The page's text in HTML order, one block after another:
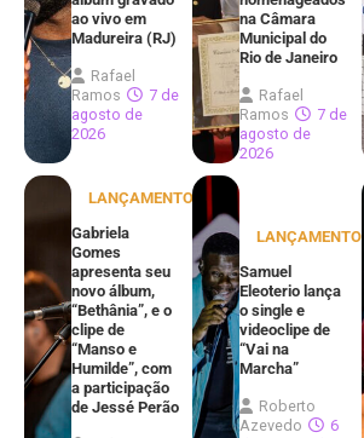
ao vivo em
Madureira (RJ)
Rafael
Ramos
7 de
agosto de
2026
na Câmara
Municipal do
Rio de Janeiro
Rafael
Ramos
7 de
agosto de
2026
LANÇAMENTOS
Gabriela
Gomes
apresenta seu
novo álbum,
“Bethânia”, e o
clipe de
“Manso e
Humilde”, com
a participação
de Jessé Perão
LANÇAMENTOS
Samuel
Eleoterio lança
o single e
videoclipe de
“Vai na
Marcha”
Roberto
Azevedo
6